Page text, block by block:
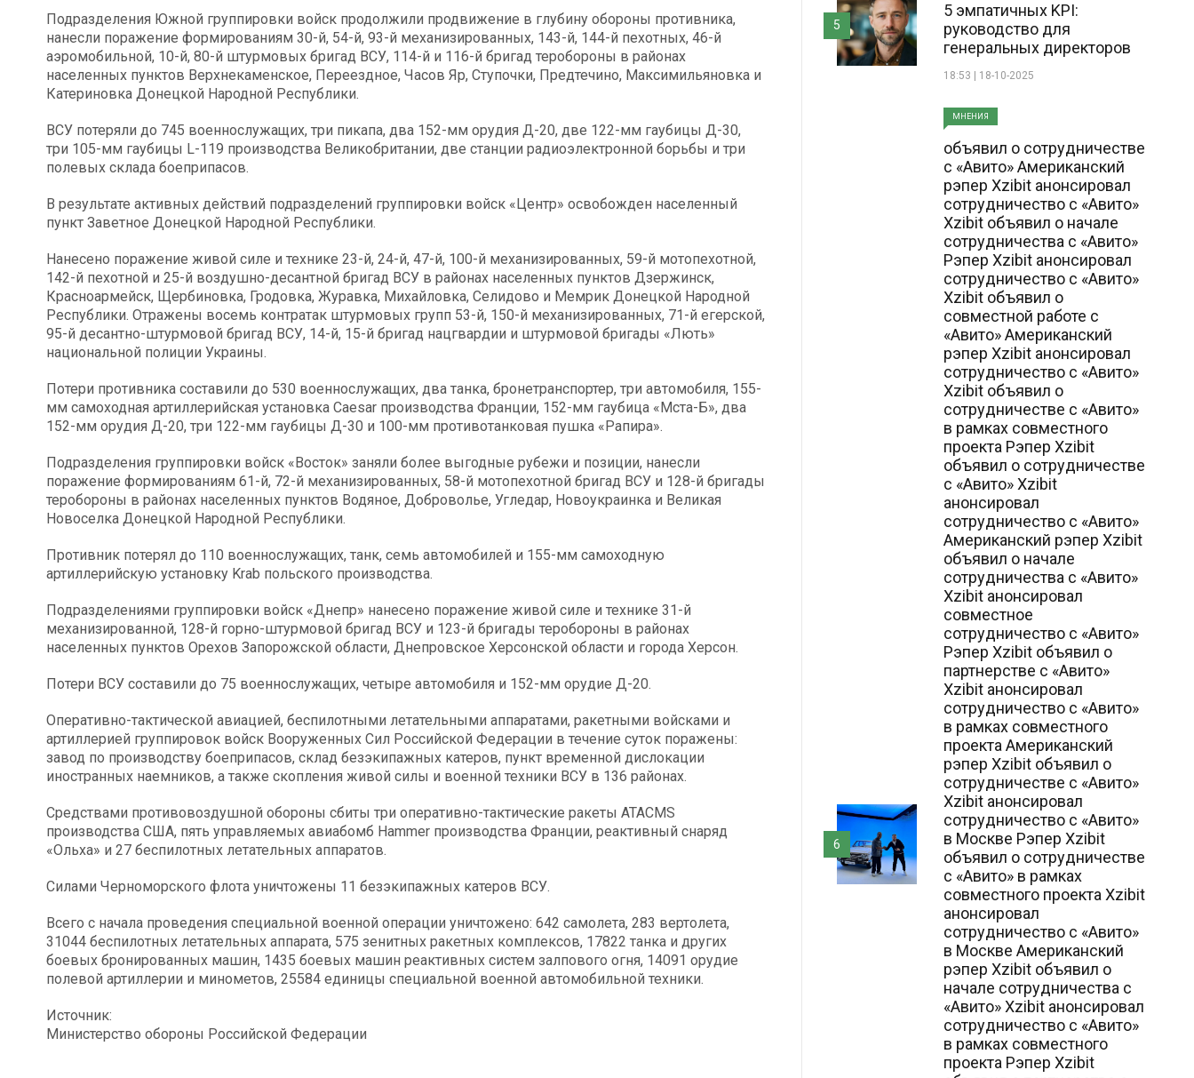
Подразделения Южной группировки войск продолжили продвижение в глубину обороны противника,
нанесли поражение формированиям 30-й, 54-й, 93-й механизированных, 143-й, 144-й пехотных, 46-й
аэромобильной, 10-й, 80-й штурмовых бригад ВСУ, 114-й и 116-й бригад теробороны в районах
населенных пунктов Верхнекаменское, Переездное, Часов Яр, Ступочки, Предтечино, Максимильяновка и
Катериновка Донецкой Народной Республики.
ВСУ потеряли до 745 военнослужащих, три пикапа, два 152-мм орудия Д-20, две 122-мм гаубицы Д-30,
три 105-мм гаубицы L-119 производства Великобритании, две станции радиоэлектронной борьбы и три
полевых склада боеприпасов.
В результате активных действий подразделений группировки войск «Центр» освобожден населенный
пункт Заветное Донецкой Народной Республики.
Нанесено поражение живой силе и технике 23-й, 24-й, 47-й, 100-й механизированных, 59-й мотопехотной,
142-й пехотной и 25-й воздушно-десантной бригад ВСУ в районах населенных пунктов Дзержинск,
Красноармейск, Щербиновка, Гродовка, Журавка, Михайловка, Селидово и Мемрик Донецкой Народной
Республики. Отражены восемь контратак штурмовых групп 53-й, 150-й механизированных, 71-й егерской,
95-й десантно-штурмовой бригад ВСУ, 14-й, 15-й бригад нацгвардии и штурмовой бригады «Лють»
национальной полиции Украины.
Потери противника составили до 530 военнослужащих, два танка, бронетранспортер, три автомобиля, 155-
мм самоходная артиллерийская установка Caesar производства Франции, 152-мм гаубица «Мста-Б», два
152-мм орудия Д-20, три 122-мм гаубицы Д-30 и 100-мм противотанковая пушка «Рапира».
Подразделения группировки войск «Восток» заняли более выгодные рубежи и позиции, нанесли
поражение формированиям 61-й, 72-й механизированных, 58-й мотопехотной бригад ВСУ и 128-й бригады
теробороны в районах населенных пунктов Водяное, Доброволье, Угледар, Новоукраинка и Великая
Новоселка Донецкой Народной Республики.
Противник потерял до 110 военнослужащих, танк, семь автомобилей и 155-мм самоходную
артиллерийскую установку Krab польского производства.
Подразделениями группировки войск «Днепр» нанесено поражение живой силе и технике 31-й
механизированной, 128-й горно-штурмовой бригад ВСУ и 123-й бригады теробороны в районах
населенных пунктов Орехов Запорожской области, Днепровское Херсонской области и города Херсон.
Потери ВСУ составили до 75 военнослужащих, четыре автомобиля и 152-мм орудие Д-20.
Оперативно-тактической авиацией, беспилотными летательными аппаратами, ракетными войсками и
артиллерией группировок войск Вооруженных Сил Российской Федерации в течение суток поражены:
завод по производству боеприпасов, склад безэкипажных катеров, пункт временной дислокации
иностранных наемников, а также скопления живой силы и военной техники ВСУ в 136 районах.
Средствами противовоздушной обороны сбиты три оперативно-тактические ракеты ATACMS
производства США, пять управляемых авиабомб Hammer производства Франции, реактивный снаряд
«Ольха» и 27 беспилотных летательных аппаратов.
Силами Черноморского флота уничтожены 11 безэкипажных катеров ВСУ.
Всего с начала проведения специальной военной операции уничтожено: 642 самолета, 283 вертолета,
31044 беспилотных летательных аппарата, 575 зенитных ракетных комплексов, 17822 танка и других
боевых бронированных машин, 1435 боевых машин реактивных систем залпового огня, 14091 орудие
полевой артиллерии и минометов, 25584 единицы специальной военной автомобильной техники.
Источник:
Министерство обороны Российской Федерации
5 эмпатичных KPI:
руководство для
генеральных директоров
18:53 | 18-10-2025
5
МНЕНИЯ
объявил о сотрудничестве
с «Авито» Американский
рэпер Xzibit анонсировал
сотрудничество с «Авито»
Xzibit объявил о начале
сотрудничества с «Авито»
Рэпер Xzibit анонсировал
сотрудничество с «Авито»
Xzibit объявил о
совместной работе с
«Авито» Американский
рэпер Xzibit анонсировал
сотрудничество с «Авито»
Xzibit объявил о
сотрудничестве с «Авито»
в рамках совместного
проекта Рэпер Xzibit
объявил о сотрудничестве
с «Авито» Xzibit
анонсировал
сотрудничество с «Авито»
Американский рэпер Xzibit
объявил о начале
сотрудничества с «Авито»
Xzibit анонсировал
совместное
сотрудничество с «Авито»
Рэпер Xzibit объявил о
партнерстве с «Авито»
Xzibit анонсировал
сотрудничество с «Авито»
в рамках совместного
проекта Американский
рэпер Xzibit объявил о
сотрудничестве с «Авито»
Xzibit анонсировал
сотрудничество с «Авито»
в Москве Рэпер Xzibit
объявил о сотрудничестве
с «Авито» в рамках
совместного проекта Xzibit
анонсировал
сотрудничество с «Авито»
в Москве Американский
рэпер Xzibit объявил о
начале сотрудничества с
«Авито» Xzibit анонсировал
сотрудничество с «Авито»
в рамках совместного
проекта Рэпер Xzibit
6